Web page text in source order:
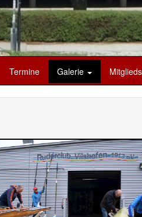
Termine Galerie